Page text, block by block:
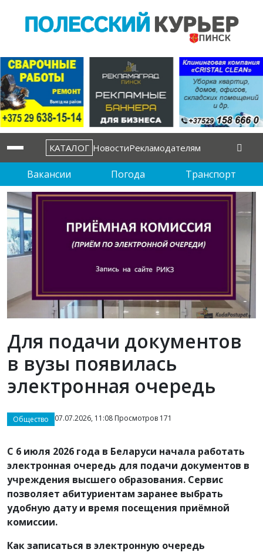
КАТАЛОГ НовостиРекламодателям
Вакансии Погода Транспорт
Для подачи документов
в вузы появилась
электронная очередь
Общество 07.07.2026, 11:08 Просмотров 171
С 6 июля 2026 года в Беларуси начала работать
электронная очередь для подачи документов в
учреждения высшего образования. Сервис
позволяет абитуриентам заранее выбрать
удобную дату и время посещения приёмной
комиссии.
Как записаться в электронную очередь